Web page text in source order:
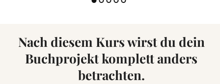
Nach diesem Kurs wirst du dein
Buchprojekt komplett anders
betrachten.